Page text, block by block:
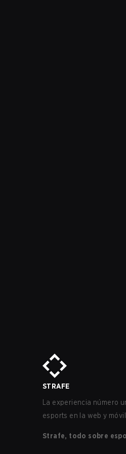
STRAFE
La experiencia número
esports en la web y móvil.
Strafe, todo sobre